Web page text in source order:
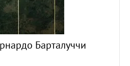
Барталуччи